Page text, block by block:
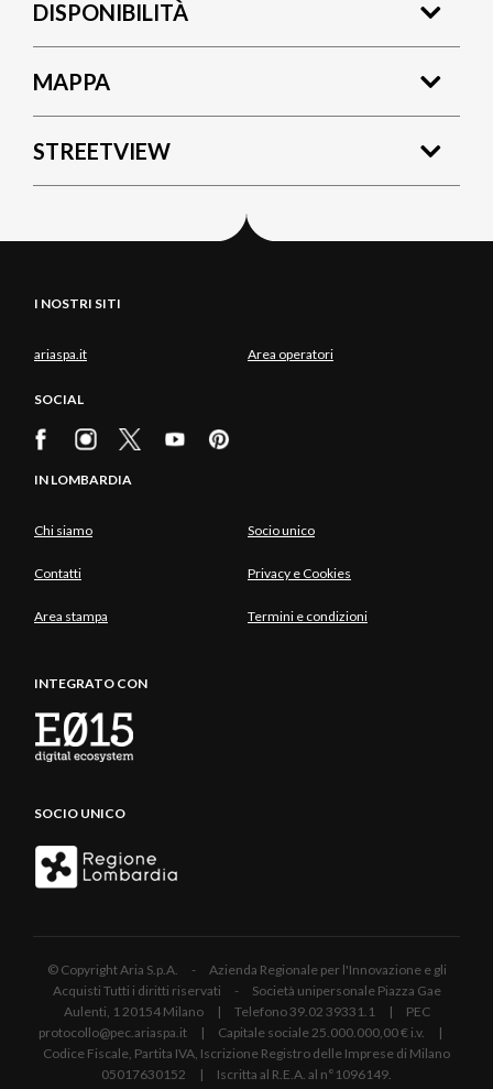
DISPONIBILITÀ
MAPPA
STREETVIEW
I NOSTRI SITI
ariaspa.it Area operatori
SOCIAL
IN LOMBARDIA
Chi siamo Socio unico
Contatti Privacy e Cookies
Area stampa Termini e condizioni
INTEGRATO CON
SOCIO UNICO
© Copyright Aria S.p.A. - Azienda Regionale per l'Innovazione e gli
Acquisti Tutti i diritti riservati - Società unipersonale Piazza Gae
Aulenti, 1 20154 Milano | Telefono 39.02 39331.1 | PEC
protocollo@pec.ariaspa.it | Capitale sociale 25.000.000,00 € i.v. |
Codice Fiscale, Partita IVA, Iscrizione Registro delle Imprese di Milano
05017630152 | Iscritta al R.E.A. al n°1096149.